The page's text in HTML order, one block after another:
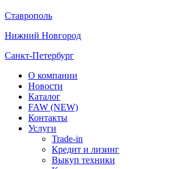
Ставрополь
Нижний Новгород
Санкт-Петербург
О компании
Новости
Каталог
FAW (NEW)
Контакты
Услуги
Trade-in
Кредит и лизинг
Выкуп техники